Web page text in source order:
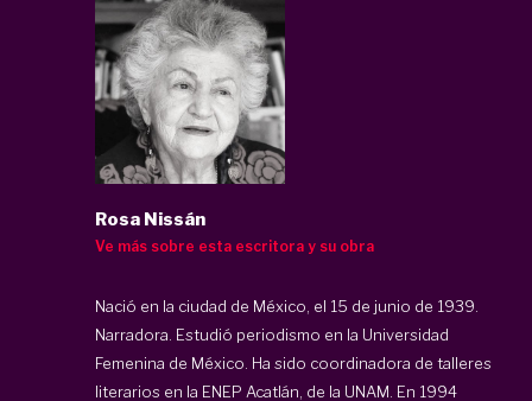
Rosa Nissán
Ve más sobre esta escritora y su obra
Nació en la ciudad de México, el 15 de junio de 1939.
Narradora. Estudió periodismo en la Universidad
Femenina de México. Ha sido coordinadora de talleres
literarios en la ENEP Acatlán, de la UNAM. En 1994